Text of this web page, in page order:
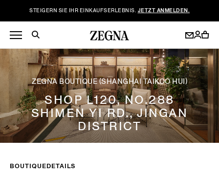
STEIGERN SIE IHR EINKAUFSERLEBNIS. JETZT ANMELDEN.
ZEGNA BOUTIQUE (SHANGHAI TAIKOO HUI)
SHOP L120, NO.288
SHIMEN YI RD., JINGAN
DISTRICT
BOUTIQUEDETAILS